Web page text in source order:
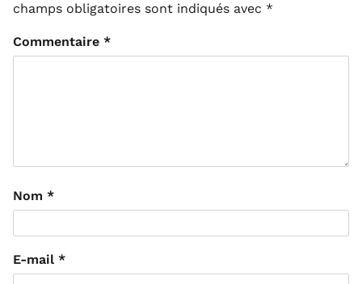
champs obligatoires sont indiqués avec *
Commentaire *
Nom *
E-mail *